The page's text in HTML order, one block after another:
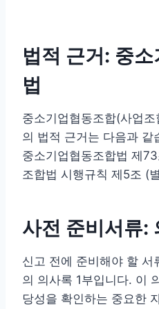
법적 근거: 중
법
중소기업협동조합(사업
의 법적 근거는 다음과 같
중소기업협동조합법 제
조합법 시행규칙 제5조 (
사전 준비서류:
신고 전에 준비해야 할 서
의 의사록 1부입니다. 이
당성을 확인하는 중요한